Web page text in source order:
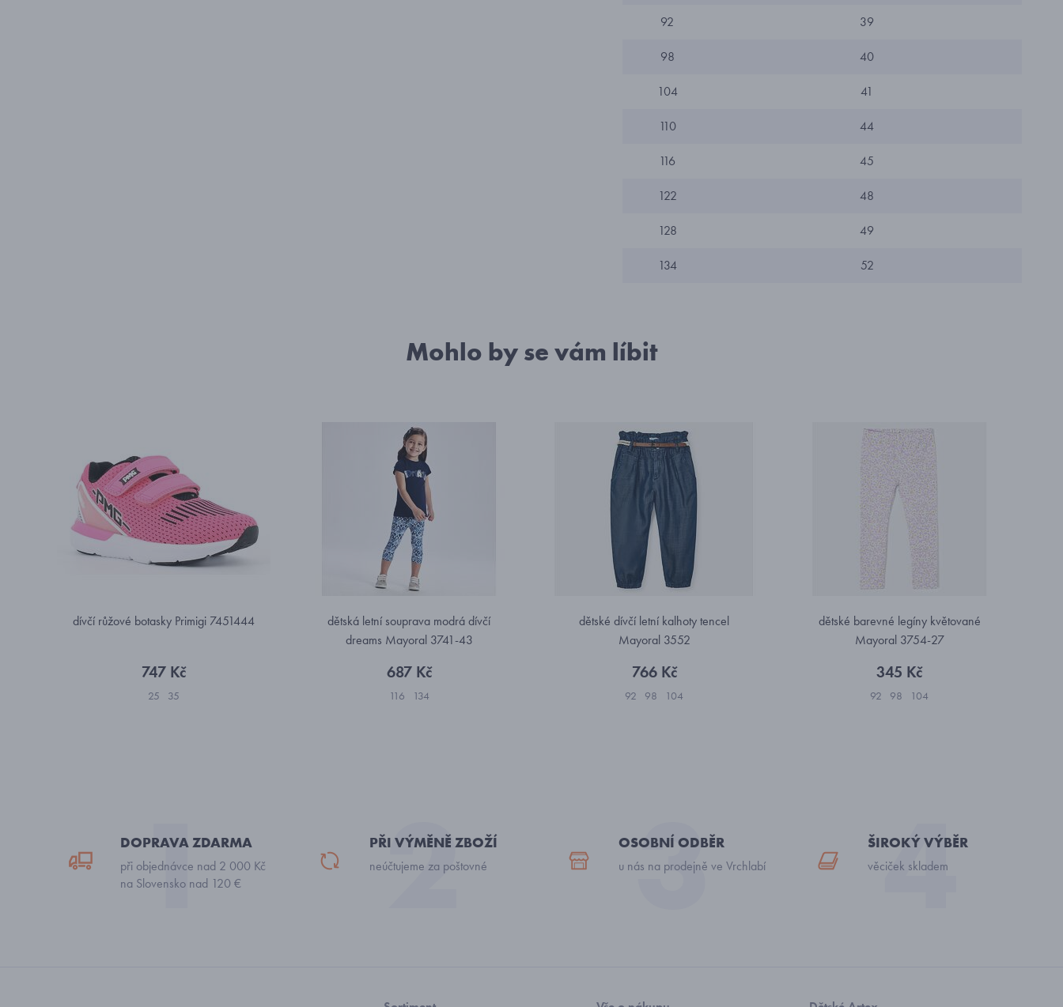
92 39
98 40
104 41
110 44
116 45
122 48
128 49
134 52
Mohlo by se vám líbit
dívčí růžové botasky Primigi 7451444
747 Kč
25 35
dětská letní souprava modrá dívčí
dreams Mayoral 3741-43
687 Kč
116 134
dětské dívčí letní kalhoty tencel
Mayoral 3552
766 Kč
92 98 104
dětské barevné legíny květované
Mayoral 3754-27
345 Kč
92 98 104
DOPRAVA ZDARMA
při objednávce nad 2 000 Kč
na Slovensko nad 120 €
PŘI VÝMĚNĚ ZBOŽÍ
neúčtujeme za poštovné
OSOBNÍ ODBĚR
u nás na prodejně ve Vrchlabí
ŠIROKÝ VÝBĚR
věciček skladem